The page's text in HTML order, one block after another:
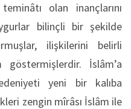
olan inançlarını
bilinçli bir şekilde
ilişkilerini belirli
İslâm’a
yeni bir kalıba
zengin mîrâsı İslâm ile